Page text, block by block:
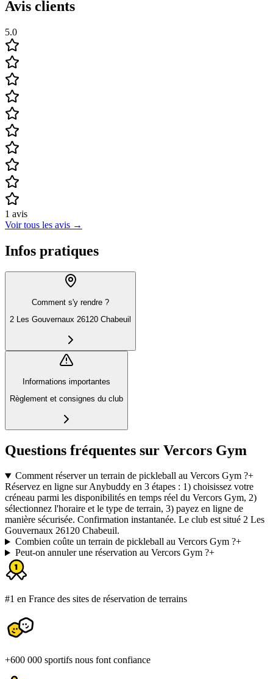
Avis clients
5.0
1 avis
Voir tous les avis →
Infos pratiques
Comment s'y rendre ?
2 Les Gouvernaux 26120 Chabeuil
Informations importantes
Règlement et consignes du club
Questions fréquentes sur Vercors Gym
Comment réserver un terrain de pickleball au Vercors Gym ?+
Réservez en ligne sur Anybuddy en 3 étapes : 1) choisissez votre
créneau parmi les disponibilités en temps réel du Vercors Gym, 2)
sélectionnez l'horaire et le type de terrain, 3) payez en ligne de
manière sécurisée. Confirmation instantanée. Le club est situé 2 Les
Gouvernaux 26120 Chabeuil.
Combien coûte un terrain de pickleball au Vercors Gym ?+
Peut-on annuler une réservation au Vercors Gym ?+
#1 en France des sites de réservation de terrains
+600 000 sportifs nous font confiance